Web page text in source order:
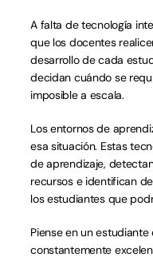
A falta de tecnología
que los docentes
desarrollo de cada
decidan cuándo se
imposible a escala.
Los entornos de
esa situación. Estas
de aprendizaje,
recursos e identifican
los estudiantes que
Piense en un
constantemente